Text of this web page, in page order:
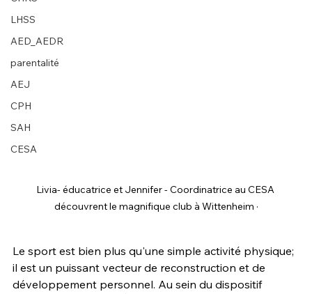
LHSS
AED_AEDR
parentalité
AEJ
CPH
SAH
CESA
Livia- éducatrice et Jennifer - Coordinatrice au CESA
découvrent le magnifique club à Wittenheim ·
Le sport est bien plus qu'une simple activité physique;
il est un puissant vecteur de reconstruction et de
développement personnel. Au sein du dispositif